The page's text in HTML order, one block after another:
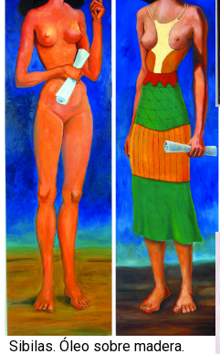
Sibilas. Óleo sobre madera.